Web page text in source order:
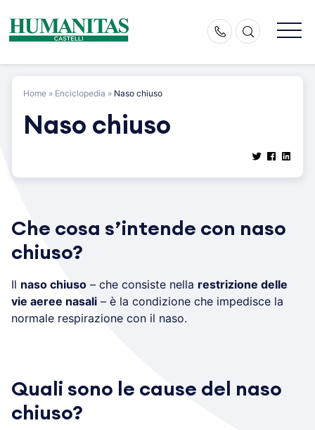
content
Home » Enciclopedia » Naso chiuso
Naso chiuso
Che cosa s’intende con naso
chiuso?
Il naso chiuso – che consiste nella restrizione delle
vie aeree nasali – è la condizione che impedisce la
normale respirazione con il naso.
Quali sono le cause del naso
chiuso?